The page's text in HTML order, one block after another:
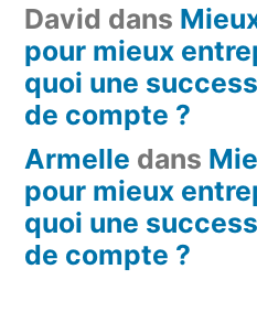
David dans
pour mieux
quoi une
de compte ?
Armelle dans
pour mieux
quoi une
de compte ?